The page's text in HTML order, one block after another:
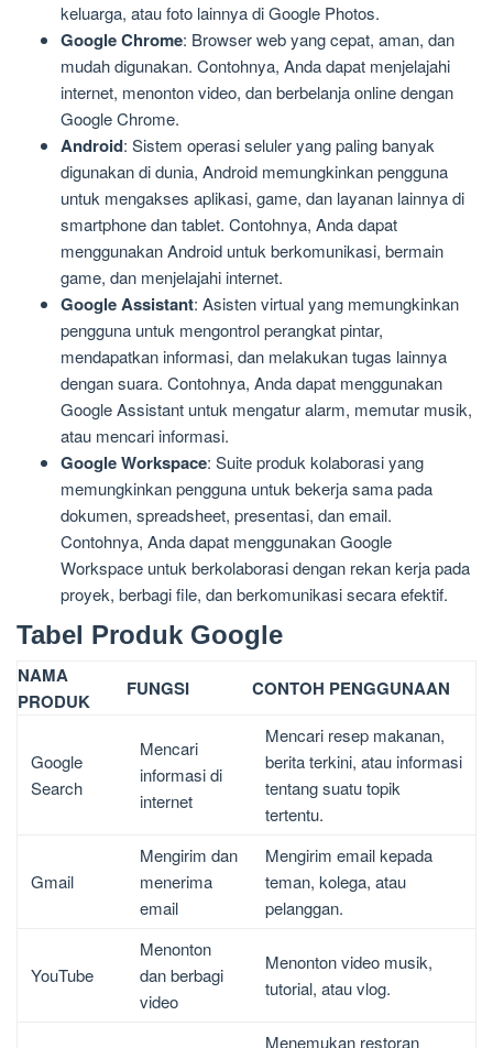
keluarga, atau foto lainnya di Google Photos.
Google Chrome: Browser web yang cepat, aman, dan
mudah digunakan. Contohnya, Anda dapat menjelajahi
internet, menonton video, dan berbelanja online dengan
Google Chrome.
Android: Sistem operasi seluler yang paling banyak
digunakan di dunia, Android memungkinkan pengguna
untuk mengakses aplikasi, game, dan layanan lainnya di
smartphone dan tablet. Contohnya, Anda dapat
menggunakan Android untuk berkomunikasi, bermain
game, dan menjelajahi internet.
Google Assistant: Asisten virtual yang memungkinkan
pengguna untuk mengontrol perangkat pintar,
mendapatkan informasi, dan melakukan tugas lainnya
dengan suara. Contohnya, Anda dapat menggunakan
Google Assistant untuk mengatur alarm, memutar musik,
atau mencari informasi.
Google Workspace: Suite produk kolaborasi yang
memungkinkan pengguna untuk bekerja sama pada
dokumen, spreadsheet, presentasi, dan email.
Contohnya, Anda dapat menggunakan Google
Workspace untuk berkolaborasi dengan rekan kerja pada
proyek, berbagi file, dan berkomunikasi secara efektif.
Tabel Produk Google
NAMA
PRODUK
FUNGSI CONTOH PENGGUNAAN
Google
Search
Mencari
informasi di
internet
Mencari resep makanan,
berita terkini, atau informasi
tentang suatu topik
tertentu.
Gmail
Mengirim dan
menerima
email
Mengirim email kepada
teman, kolega, atau
pelanggan.
YouTube
Menonton
dan berbagi
video
Menonton video musik,
tutorial, atau vlog.
Menemukan restoran